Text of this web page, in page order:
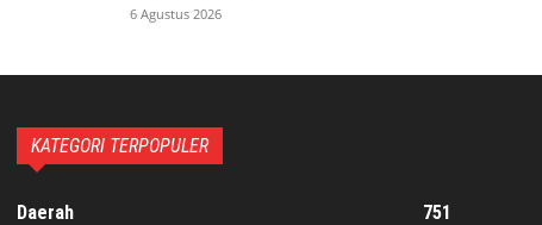
6 Agustus 2026
KATEGORI TERPOPULER
Daerah
751